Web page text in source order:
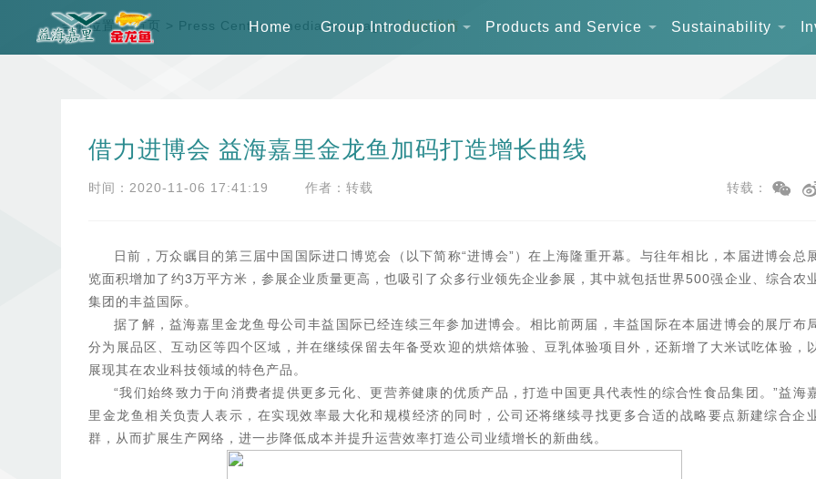
Home Group Introduction Products and Service Sustainability
当前位置：首页 > Press Center > media coverage > 新闻详情
借力进博会 益海嘉里金龙鱼加码打造增长曲线
时间：2020-11-06 17:41:19 作者：转载 转载：
日前，万众瞩目的第三届中国国际进口博览会（以下简称“进博会”）在上海隆重开幕。与往年相比，本届进博会总
览面积增加了约3万平方米，参展企业质量更高，也吸引了众多行业领先企业参展，其中就包括世界500强企业、综合农
集团的丰益国际。
据了解，益海嘉里金龙鱼母公司丰益国际已经连续三年参加进博会。相比前两届，丰益国际在本届进博会的展厅布
分为展品区、互动区等四个区域，并在继续保留去年备受欢迎的烘焙体验、豆乳体验项目外，还新增了大米试吃体验，
展现其在农业科技领域的特色产品。
“我们始终致力于向消费者提供更多元化、更营养健康的优质产品，打造中国更具代表性的综合性食品集团。”益海
里金龙鱼相关负责人表示，在实现效率最大化和规模经济的同时，公司还将继续寻找更多合适的战略要点新建综合企
群，从而扩展生产网络，进一步降低成本并提升运营效率打造公司业绩增长的新曲线。